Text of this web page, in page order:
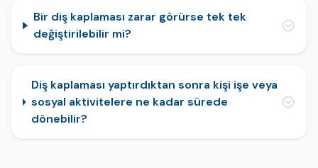
Bir diş kaplaması zarar görürse tek tek
değiştirilebilir mi?
Diş kaplaması yaptırdıktan sonra kişi işe veya
sosyal aktivitelere ne kadar sürede
dönebilir?